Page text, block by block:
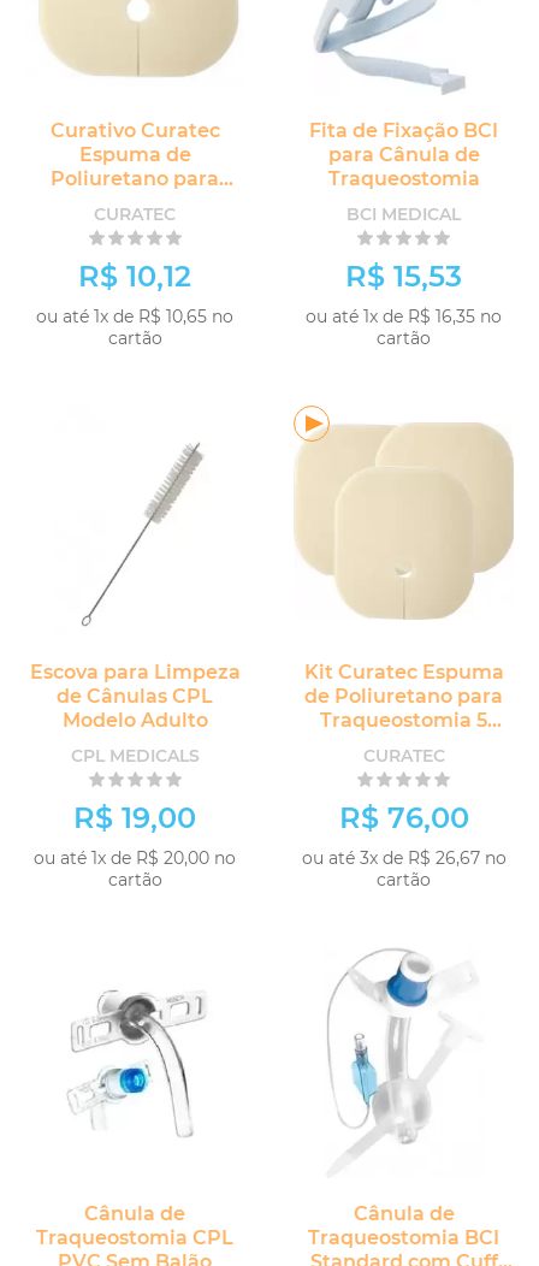
Curativo Curatec
Espuma de
Poliuretano para
Traqueostomia
CURATEC
R$ 10,12
ou até 1x de R$ 10,65 no
cartão
Fita de Fixação BCI
para Cânula de
Traqueostomia
BCI MEDICAL
R$ 15,53
ou até 1x de R$ 16,35 no
cartão
Escova para Limpeza
de Cânulas CPL
Modelo Adulto
CPL MEDICALS
R$ 19,00
ou até 1x de R$ 20,00 no
cartão
Kit Curatec Espuma
de Poliuretano para
Traqueostomia 5
unidades
CURATEC
R$ 76,00
ou até 3x de R$ 26,67 no
cartão
Cânula de
Traqueostomia CPL
Cânula de
Traqueostomia BCI